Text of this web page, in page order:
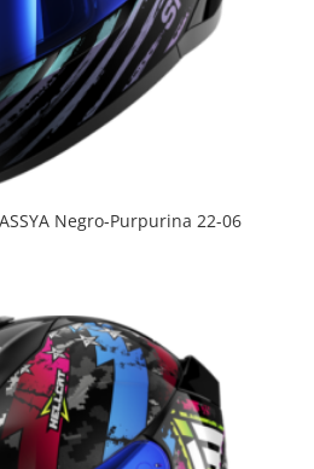
Negro-Purpurina 22-06